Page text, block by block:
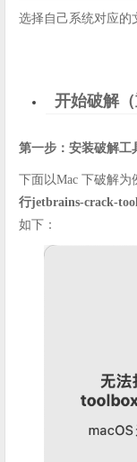
选择自己系统对应的
开始破解（
第一步：安装破解工
下面以Mac 下破解
行jetbrains-crack-
如下：